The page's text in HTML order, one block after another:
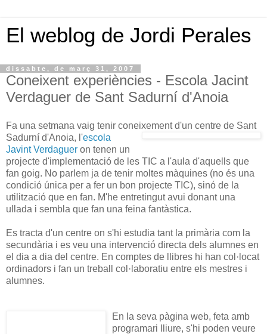
El weblog de Jordi Perales
dissabte, de març 31, 2007
Coneixent experiències - Escola Jacint
Verdaguer de Sant Sadurní d'Anoia
Fa una setmana vaig tenir coneixement d'un centre de Sant
Sadurní d'Anoia, l'escola
Javint Verdaguer on tenen un
projecte d'implementació de les TIC a l'aula d'aquells que
fan goig. No parlem ja de tenir moltes màquines (no és una
condició única per a fer un bon projecte TIC), sinó de la
utilització que en fan. M'he entretingut avui donant una
ullada i sembla que fan una feina fantàstica.
Es tracta d'un centre on s'hi estudia tant la primària com la
secundària i es veu una intervenció directa dels alumnes en
el dia a dia del centre. En comptes de llibres hi han col·locat
ordinadors i fan un treball col·laboratiu entre els mestres i
alumnes.
En la seva pàgina web, feta amb
programari lliure, s'hi poden veure